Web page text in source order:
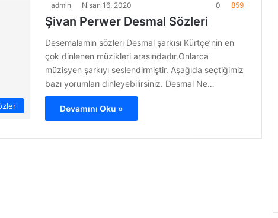
admin Nisan 16, 2020 0 859
Şivan Perwer Desmal Sözleri
Desemalamın sözleri Desmal şarkısı Kürtçe’nin en
çok dinlenen müzikleri arasındadır.Onlarca
müzisyen şarkıyı seslendirmiştir. Aşağıda seçtiğimiz
bazı yorumları dinleyebilirsiniz. Desmal Ne…
Devamını Oku »